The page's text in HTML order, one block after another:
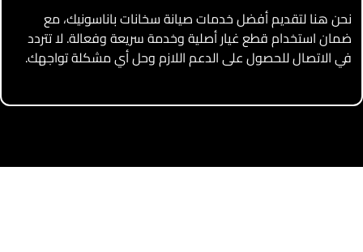
نحن هنا لتقديم أفضل خدمات صيانة سخانات باناسونيك، مع
ضمان استخدام قطع غيار أصلية وخدمة سريعة وفعالة. لا تتردد
في الاتصال للحصول على الدعم اللازم وحل أي مشكلة تواجهك.